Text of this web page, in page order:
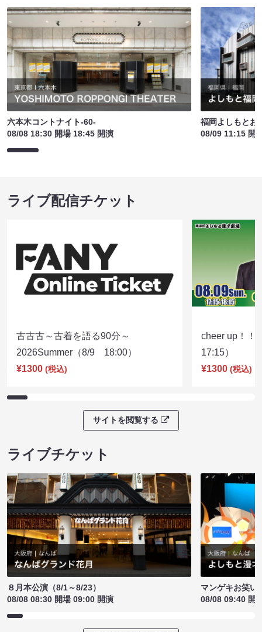
六本木コントナイト-60-
08/08 18:30 開場 18:45 開演
福岡よしもとお
08/09 11:15 開
ライブ配信チケット
古古古～古着を語る90分～
2026Summer（8/9 18:00）
¥1300 (税込)
cheer up！
17:15）
¥1300 (税込)
サイトを閲覧する
ライブチケット
８月本公演（8/1～8/23）
08/08 08:30 開場 09:00 開演
マンゲキお笑い
08/08 09:40 開